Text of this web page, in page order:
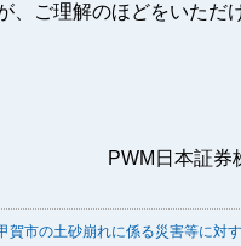
、ご理解のほどをいただ
PWM日本証券
賀市の土砂崩れに係る災害等に対